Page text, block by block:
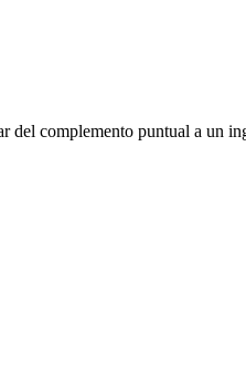
del complemento puntual a un